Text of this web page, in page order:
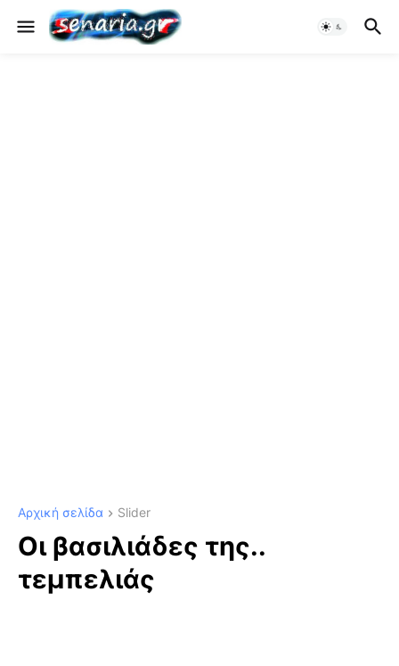
Αρχική σελίδα Slider
Οι βασιλιάδες της..
τεμπελιάς